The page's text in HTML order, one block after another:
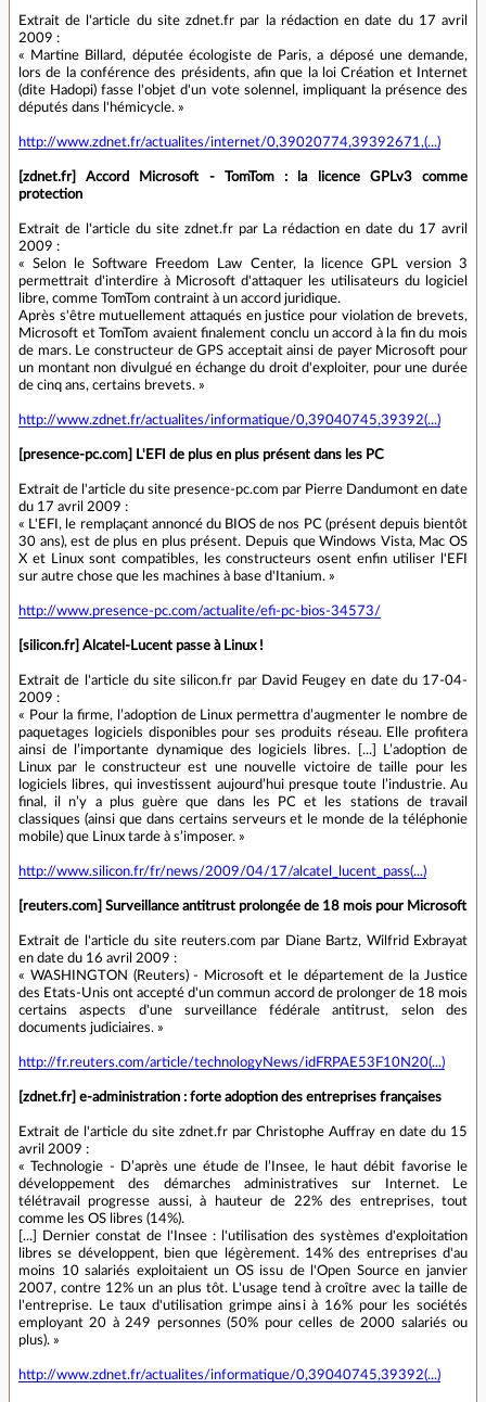
Extrait de l'article du site zdnet.fr par la rédaction en date du 17 avril
2009 :
« Martine Billard, députée écologiste de Paris, a déposé une demande,
lors de la conférence des présidents, afin que la loi Création et Internet
(dite Hadopi) fasse l'objet d'un vote solennel, impliquant la présence des
députés dans l'hémicycle. »
http://www.zdnet.fr/actualites/internet/0,39020774,39392671,(...)
[zdnet.fr] Accord Microsoft - TomTom : la licence GPLv3 comme
protection
Extrait de l'article du site zdnet.fr par La rédaction en date du 17 avril
2009 :
« Selon le Software Freedom Law Center, la licence GPL version 3
permettrait d'interdire à Microsoft d'attaquer les utilisateurs du logiciel
libre, comme TomTom contraint à un accord juridique.
Après s'être mutuellement attaqués en justice pour violation de brevets,
Microsoft et TomTom avaient finalement conclu un accord à la fin du mois
de mars. Le constructeur de GPS acceptait ainsi de payer Microsoft pour
un montant non divulgué en échange du droit d'exploiter, pour une durée
de cinq ans, certains brevets. »
http://www.zdnet.fr/actualites/informatique/0,39040745,39392(...)
[presence-pc.com] L'EFI de plus en plus présent dans les PC
Extrait de l'article du site presence-pc.com par Pierre Dandumont en date
du 17 avril 2009 :
« L'EFI, le remplaçant annoncé du BIOS de nos PC (présent depuis bientôt
30 ans), est de plus en plus présent. Depuis que Windows Vista, Mac OS
X et Linux sont compatibles, les constructeurs osent enfin utiliser l'EFI
sur autre chose que les machines à base d'Itanium. »
http://www.presence-pc.com/actualite/efi-pc-bios-34573/
[silicon.fr] Alcatel-Lucent passe à Linux !
Extrait de l'article du site silicon.fr par David Feugey en date du 17-04-
2009 :
« Pour la firme, l’adoption de Linux permettra d’augmenter le nombre de
paquetages logiciels disponibles pour ses produits réseau. Elle profitera
ainsi de l’importante dynamique des logiciels libres. [...] L’adoption de
Linux par le constructeur est une nouvelle victoire de taille pour les
logiciels libres, qui investissent aujourd’hui presque toute l’industrie. Au
final, il n’y a plus guère que dans les PC et les stations de travail
classiques (ainsi que dans certains serveurs et le monde de la téléphonie
mobile) que Linux tarde à s’imposer. »
http://www.silicon.fr/fr/news/2009/04/17/alcatel_lucent_pass(...)
[reuters.com] Surveillance antitrust prolongée de 18 mois pour Microsoft
Extrait de l'article du site reuters.com par Diane Bartz, Wilfrid Exbrayat
en date du 16 avril 2009 :
« WASHINGTON (Reuters) - Microsoft et le département de la Justice
des Etats-Unis ont accepté d'un commun accord de prolonger de 18 mois
certains aspects d'une surveillance fédérale antitrust, selon des
documents judiciaires. »
http://fr.reuters.com/article/technologyNews/idFRPAE53F10N20(...)
[zdnet.fr] e-administration : forte adoption des entreprises françaises
Extrait de l'article du site zdnet.fr par Christophe Auffray en date du 15
avril 2009 :
« Technologie - D’après une étude de l’Insee, le haut débit favorise le
développement des démarches administratives sur Internet. Le
télétravail progresse aussi, à hauteur de 22% des entreprises, tout
comme les OS libres (14%).
[...] Dernier constat de l'Insee : l'utilisation des systèmes d'exploitation
libres se développent, bien que légèrement. 14% des entreprises d'au
moins 10 salariés exploitaient un OS issu de l'Open Source en janvier
2007, contre 12% un an plus tôt. L'usage tend à croître avec la taille de
l'entreprise. Le taux d'utilisation grimpe ainsi à 16% pour les sociétés
employant 20 à 249 personnes (50% pour celles de 2000 salariés ou
plus). »
http://www.zdnet.fr/actualites/informatique/0,39040745,39392(...)